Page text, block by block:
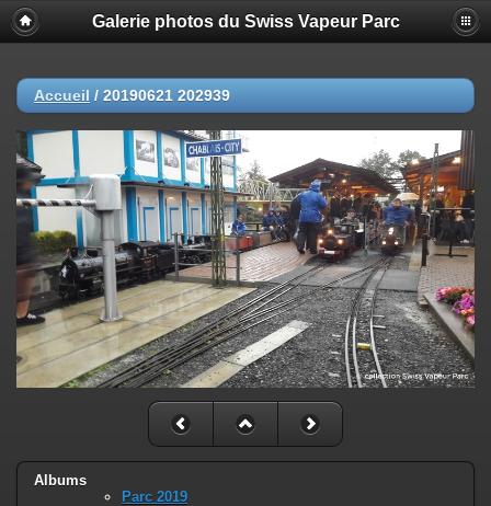
Galerie photos du Swiss Vapeur Parc
Accueil / 20190621 202939
Albums
Parc 2019